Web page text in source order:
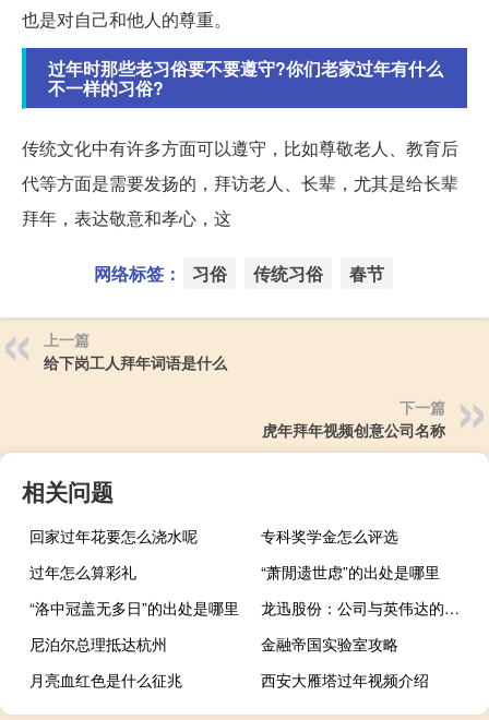
也是对自己和他人的尊重。
过年时那些老习俗要不要遵守?你们老家过年有什么
不一样的习俗?
传统文化中有许多方面可以遵守，比如尊敬老人、教育后
代等方面是需要发扬的，拜访老人、长辈，尤其是给长辈
拜年，表达敬意和孝心，这
网络标签： 习俗 传统习俗 春节
上一篇
给下岗工人拜年词语是什么
下一篇
虎年拜年视频创意公司名称
相关问题
回家过年花要怎么浇水呢
专科奖学金怎么评选
过年怎么算彩礼
“萧閒遗世虑”的出处是哪里
“洛中冠盖无多日”的出处是哪里
龙迅股份：公司与英伟达的合作方向主要是座舱域
尼泊尔总理抵达杭州
金融帝国实验室攻略
月亮血红色是什么征兆
西安大雁塔过年视频介绍